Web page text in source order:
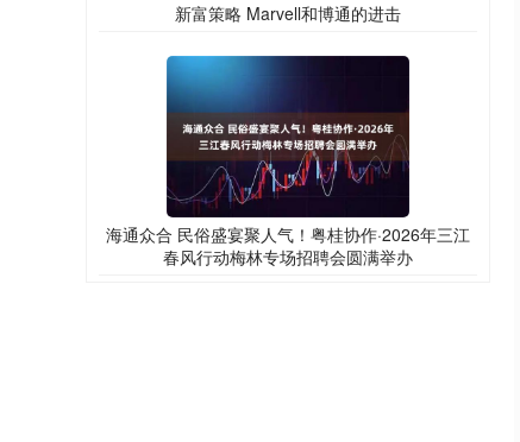
新富策略 Marvell和博通的进击
海通众合 民俗盛宴聚人气！粤桂协作·2026年三江
春风行动梅林专场招聘会圆满举办